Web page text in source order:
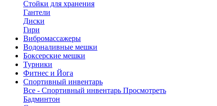
Стойки для хранения
Гантели
Диски
Гири
Вибромассажеры
Водоналивные мешки
Боксерские мешки
Турники
Фитнес и Йога
Спортивный инвентарь
Все - Спортивный инвентарь Просмотреть
Бадминтон